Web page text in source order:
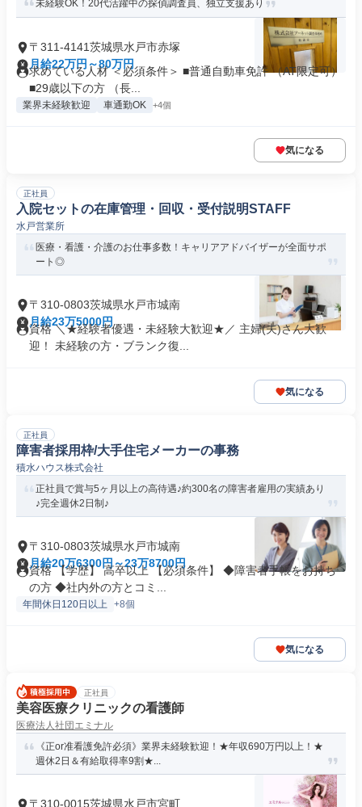
未経験OK！20代活躍中の探偵調査員、独立支援あり
〒311-4141茨城県水戸市赤塚
月給22万円～80万円
求めている人材 ＜必須条件＞ ■普通自動車免許 （AT限定可）
■29歳以下の方 （長...
業界未経験歓迎 車通勤OK +4個
気になる
正社員
入院セットの在庫管理・回収・受付説明STAFF
水戸営業所
医療・看護・介護のお仕事多数！キャリアアドバイザーが全面サポ
ート◎
〒310-0803茨城県水戸市城南
月給23万5000円
資格 ＼★経験者優遇・未経験大歓迎★／ 主婦(夫)さん大歓
迎！ 未経験の方・ブランク復...
気になる
正社員
障害者採用枠/大手住宅メーカーの事務
積水ハウス株式会社
正社員で賞与5ヶ月以上の高待遇♪約300名の障害者雇用の実績あり
♪完全週休2日制♪
〒310-0803茨城県水戸市城南
月給20万6300円～23万8700円
資格 【学歴】 高卒以上 【必須条件】 ◆障害者手帳をお持ち
の方 ◆社内外の方とコミ...
年間休日120日以上 +8個
気になる
正社員
美容医療クリニックの看護師
医療法人社団エミナル
《正or准看護免許必須》業界未経験歓迎！★年収690万円以上！★
週休2日＆有給取得率9割★...
〒310-0015茨城県水戸市宮町